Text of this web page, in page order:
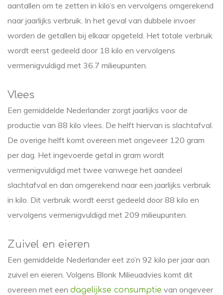
aantallen om te zetten in kilo’s en vervolgens omgerekend
naar jaarlijks verbruik. In het geval van dubbele invoer
worden de getallen bij elkaar opgeteld. Het totale verbruik
wordt eerst gedeeld door 18 kilo en vervolgens
vermenigvuldigd met 36.7 milieupunten.
Vlees
Een gemiddelde Nederlander zorgt jaarlijks voor de
productie van 88 kilo vlees. De helft hiervan is slachtafval.
De overige helft komt overeen met ongeveer 120 gram
per dag. Het ingevoerde getal in gram wordt
vermenigvuldigd met twee vanwege het aandeel
slachtafval en dan omgerekend naar een jaarlijks verbruik
in kilo. Dit verbruik wordt eerst gedeeld door 88 kilo en
vervolgens vermenigvuldigd met 209 milieupunten.
Zuivel en eieren
Een gemiddelde Nederlander eet zo’n 92 kilo per jaar aan
zuivel en eieren. Volgens Blonk Milieuadvies komt dit
overeen met een dagelijkse consumptie van ongeveer